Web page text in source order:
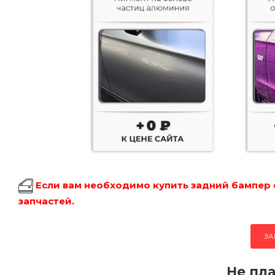
Если вам необходимо купить задний
запчастей.
Не